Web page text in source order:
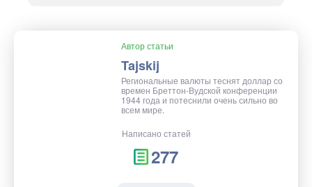
Автор статьи
Tajskij
Региональные валюты теснят доллар со
времен Бреттон-Вудской конференции
1944 года и потеснили очень сильно во
всем мире.
Написано статей
277